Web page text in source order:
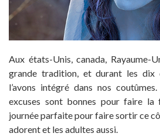
Aux états-Unis, canada, Rayaume-
grande tradition, et durant les dix
l’avons intégré dans nos
excuses sont bonnes pour faire
journée parfaite pour faire sortir ce
adorent et les adultes aussi.